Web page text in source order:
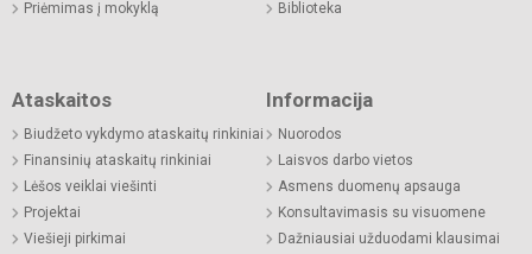
Priėmimas į mokyklą
Biblioteka
Ataskaitos
Biudžeto vykdymo ataskaitų rinkiniai
Finansinių ataskaitų rinkiniai
Lėšos veiklai viešinti
Projektai
Viešieji pirkimai
Informacija
Nuorodos
Laisvos darbo vietos
Asmens duomenų apsauga
Konsultavimasis su visuomene
Dažniausiai užduodami klausimai